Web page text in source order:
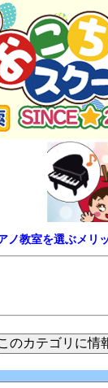
ノ教室を選ぶメリ